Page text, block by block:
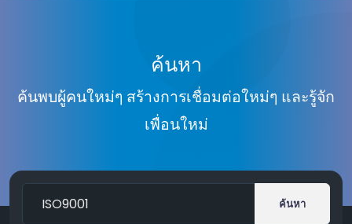
ค้นหา
ค้นพบผู้คนใหม่ๆ สร้างการเชื่อมต่อใหม่ๆ และรู้จัก
เพื่อนใหม่
ค้นหา